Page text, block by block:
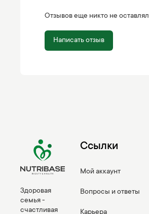
Отзывов еще никто не оставлял
Написать отзыв
Здоровая
семья -
счастливая
Ссылки
Мой аккаунт
Вопросы и ответы